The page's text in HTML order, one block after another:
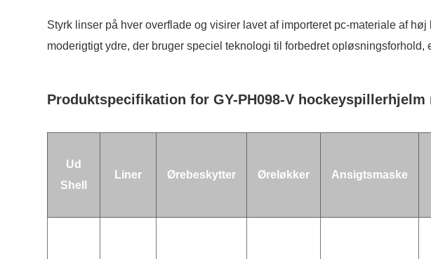
Styrk linser på hver overflade og visirer lavet af importeret pc-materiale af
moderigtigt ydre, der bruger speciel teknologi til forbedret
Produktspecifikation for GY-PH098-V
Ud
Shell
Liner Ørebeskytter Øreløkker Ansigtsmaske